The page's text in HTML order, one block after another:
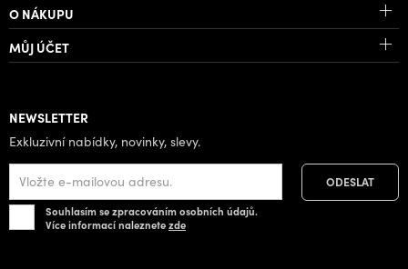
O NÁKUPU
MŮJ ÚČET
NEWSLETTER
Exkluzivní nabídky, novinky, slevy.
Souhlasím se zpracováním osobních údajů.
Více informací naleznetezde